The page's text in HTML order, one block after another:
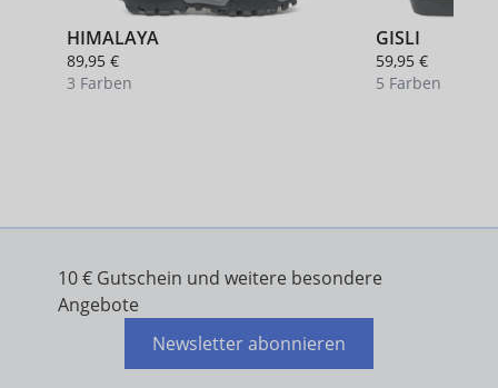
HIMALAYA
89,95 €
3 Farben
GISLI
59,95 €
5 Farben
10 € Gutschein und weitere besondere
Angebote
Newsletter abonnieren